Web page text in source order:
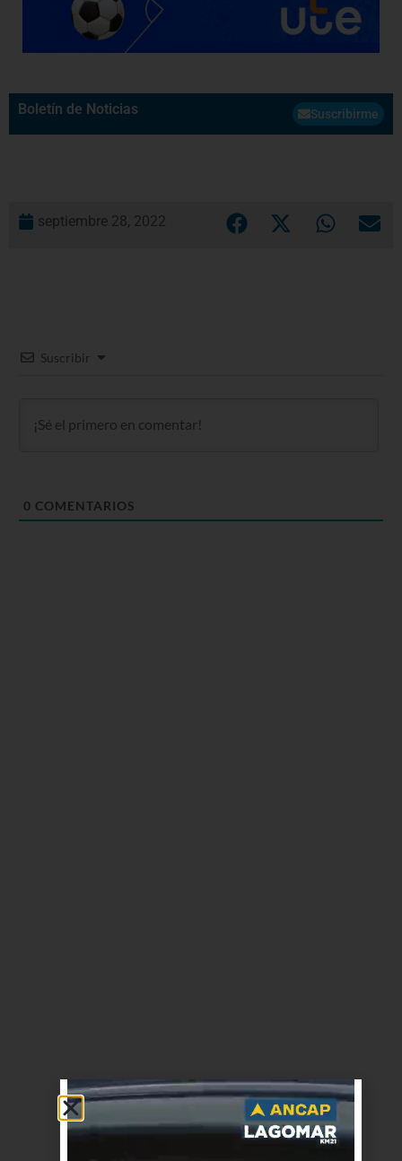
Boletín de Noticias Suscribirme
septiembre 28, 2022
Suscribir
0 COMENTARIOS